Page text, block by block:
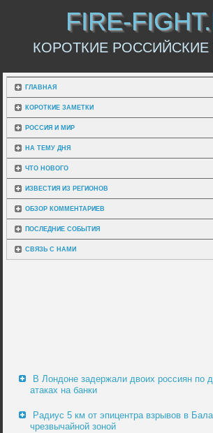
FIRE-
КОРОТКИЕ
ГЛАВНАЯ
КОРОТКИЕ ЗАМЕТКИ
РОССИЯ И МИР
НА ТЕМУ ДНЯ
ЧТО НОВОГО
ИЗВЕСТИЯ ИЗ РЕГИОНОВ
ОБЗОР КОММЕНТАРИЕВ
ПОСЛЕДНИЕ СОБЫТИЯ
СВЯЗЬ С НАМИ
В Лондоне задержали двоих россиян по
атаках на банки
Радиус 5 км от эпицентра взрывов в
чрезвычайной зоной